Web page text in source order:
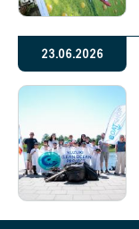
23.06.2026